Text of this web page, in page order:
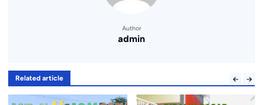
Author
admin
Related article